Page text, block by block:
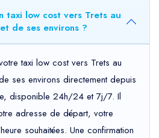
taxi low cost vers Trets au
de ses environs ?
taxi low cost vers Trets au
ses environs directement depuis
disponible 24h/24 et 7j/7. Il
adresse de départ, votre
souhaitées. Une confirmation